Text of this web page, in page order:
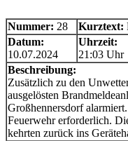
Nummer: 28 Kurztext:
Datum:
10.07.2024
Uhrzeit:
21:03 Uhr
Beschreibung:
Zusätzlich zu den
ausgelösten
Großhennersdorf
Feuerwehr erforderlich.
kehrten zurück ins